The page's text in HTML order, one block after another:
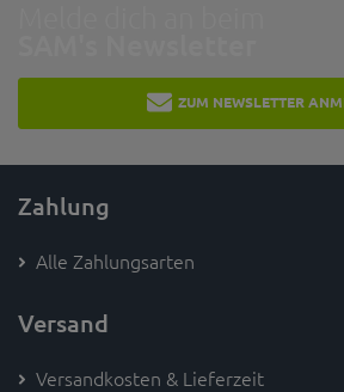
ZUM NEWSLETTER
Zahlung
Alle Zahlungsarten
Versand
Versandkosten & Lieferzeit